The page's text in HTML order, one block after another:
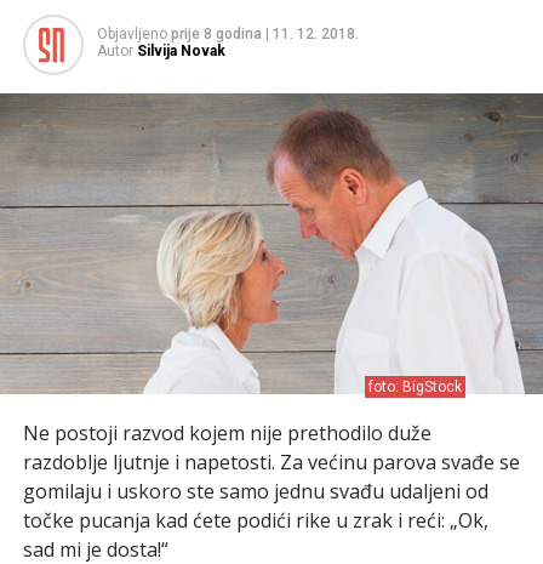
Objavljeno prije 8 godina
11. 12. 2018.
Autor Silvija Novak
foto: BigStock
Ne postoji razvod kojem nije prethodilo duže
razdoblje ljutnje i napetosti. Za većinu parova svađe se
gomilaju i uskoro ste samo jednu svađu udaljeni od
točke pucanja kad ćete podići rike u zrak i reći: „Ok,
sad mi je dosta!“